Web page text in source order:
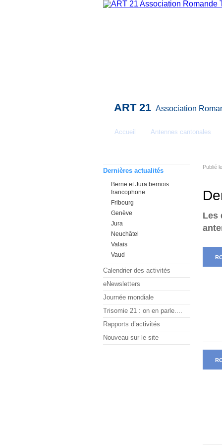
ART 21 Association
Accueil Antennes cantonales
Dernières actualités
Berne et Jura bernois
francophone
Fribourg
Genève
Jura
Neuchâtel
Valais
Vaud
Calendrier des activités
eNewsletters
Journée mondiale
Trisomie 21 : on en parle....
Rapports d’activités
Nouveau sur le site
Publié
Les